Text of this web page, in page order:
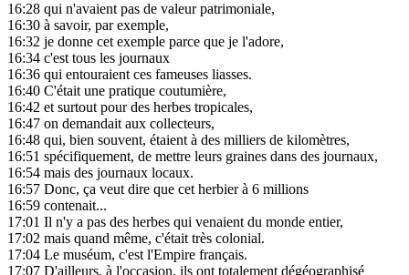
16:28 qui n'avaient pas de valeur patrimoniale,
16:30 à savoir, par exemple,
16:32 je donne cet exemple parce que je l'adore,
16:34 c'est tous les journaux
16:36 qui entouraient ces fameuses liasses.
16:40 C'était une pratique coutumière,
16:42 et surtout pour des herbes tropicales,
16:47 on demandait aux collecteurs,
16:48 qui, bien souvent, étaient à des milliers de kilomètres,
16:51 spécifiquement, de mettre leurs graines dans des journaux,
16:54 mais des journaux locaux.
16:57 Donc, ça veut dire que cet herbier à 6 millions
16:59 contenait...
17:01 Il n'y a pas des herbes qui venaient du monde entier,
17:02 mais quand même, c'était très colonial.
17:04 Le muséum, c'est l'Empire français.
17:07 D'ailleurs, à l'occasion, ils ont totalement dégéographisé